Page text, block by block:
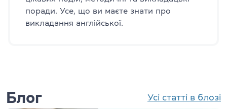
поради. Усе, що ви маєте знати про
викладання англійської.
Блог Усі статті в блозі